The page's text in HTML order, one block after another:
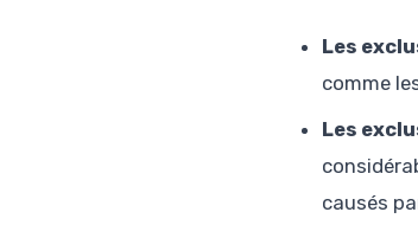
Les
comme
Les
causés